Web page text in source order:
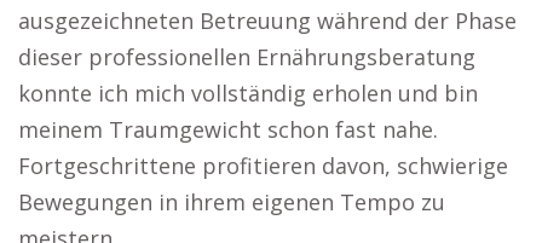
ausgezeichneten Betreuung während der Phase
dieser professionellen Ernährungsberatung
konnte ich mich vollständig erholen und bin
meinem Traumgewicht schon fast nahe.
Fortgeschrittene profitieren davon, schwierige
Bewegungen in ihrem eigenen Tempo zu